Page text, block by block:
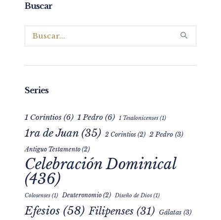
Buscar
Series
1 Corintios (6) 1 Pedro (6) 1 Tesalonicenses (1)
1ra de Juan (35) 2 Corintios (2) 2 Pedro (3)
Antiguo Testamento (2)
Celebración Dominical
(436)
Colosenses (1) Deuteronomio (2) Diseño de Dios (1)
Efesios (58) Filipenses (31) Gálatas (3)